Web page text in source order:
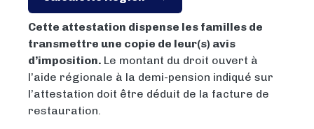
Cette attestation dispense les familles de
transmettre une copie de leur(s) avis
d’imposition. Le montant du droit ouvert à
l’aide régionale à la demi-pension indiqué sur
l’attestation doit être déduit de la facture de
restauration.